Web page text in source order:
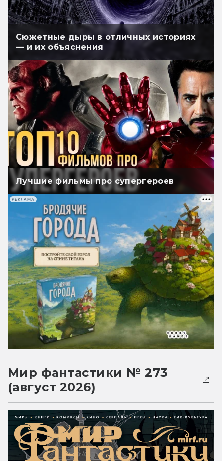
Сюжетные дыры в отличных историях
— и их объяснения
Лучшие фильмы про супергероев
РЕКЛАМА
Мир фантастики № 273
(август 2026)